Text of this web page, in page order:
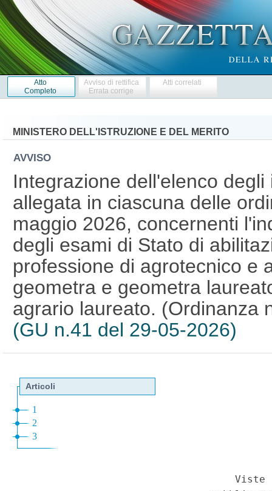
Atto
Completo
Avviso di rettifica
Errata corrige
Atti correlati
MINISTERO DELL'ISTRUZIONE E DEL MERITO
AVVISO
Integrazione dell'elenco
allegata in ciascuna delle
maggio 2026, concernenti
degli esami di Stato di
professione di agrotecnico e
geometra e geometra
agrario laureato. (Ordinanza
(GU n.41 del 29-05-2026)